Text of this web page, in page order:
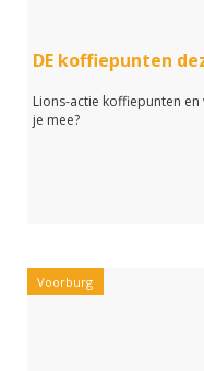
DE koffiepunten
Lions-actie koffiepunten
je mee?
Voorburg